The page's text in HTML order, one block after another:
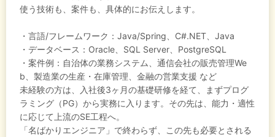
使う技術も、案件も、具体的にお伝えします。
・言語/フレームワーク：Java/Spring、C#.NET、Java
・データベース：Oracle、SQL Server、PostgreSQL
・案件例：自治体の業務システム、通信会社の販売管理We
b、製造業の生産・在庫管理、金融の営業支援 など
未経験の方は、入社後3ヶ月の基礎研修を経て、まずプログ
ラミング（PG）から実務に入ります。その先は、能力・適性
に応じて上流のSE工程へ。
「名ばかりエンジニア」で終わらず、この先も必要とされる